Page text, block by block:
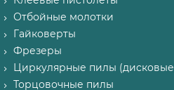
Отбойные молотки
Гайковерты
Фрезеры
Циркулярные пилы
Торцовочные пилы